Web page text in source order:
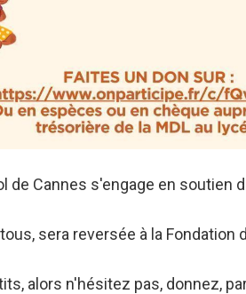
de Cannes s'engage en
sera reversée à la
alors n'hésitez pas, donnez,